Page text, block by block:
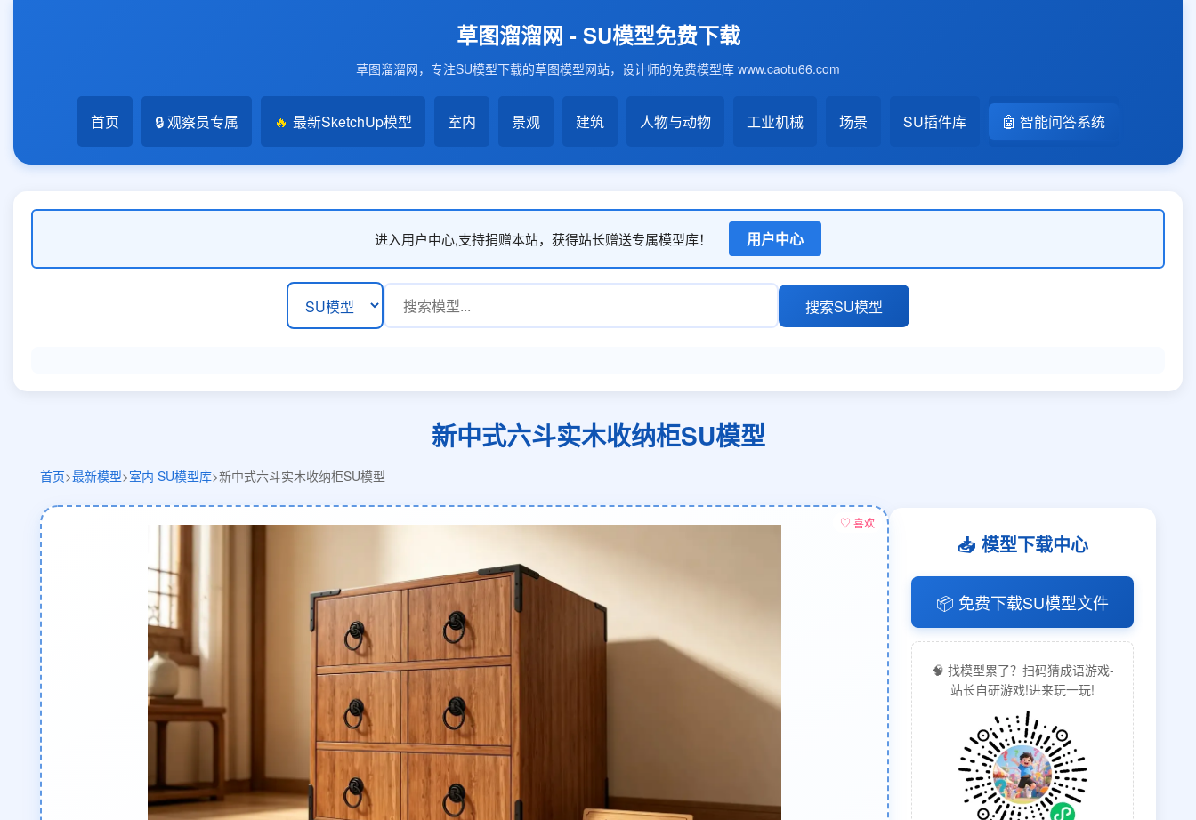
草图溜溜网 - SU模型免费下载
草图溜溜网，专注SU模型下载的草图模型网站，设计师的免费模型库 www.caotu66.com
首页 🔒 观察员专属 🔥 最新SketchUp模型 室内 景观 建筑 人物与动物 工业机械 场景 SU插件库 🤖 智能问答系统
进入用户中心,支持捐赠本站，获得站长赠送专属模型库！ 用户中心
搜索SU模型
新中式六斗实木收纳柜SU模型
首页>最新模型>室内 SU模型库>新中式六斗实木收纳柜SU模型
♡ 喜欢
📥 模型下载中心
📦 免费下载SU模型文件
🧠 找模型累了？扫码猜成语游戏-
站长自研游戏!进来玩一玩!